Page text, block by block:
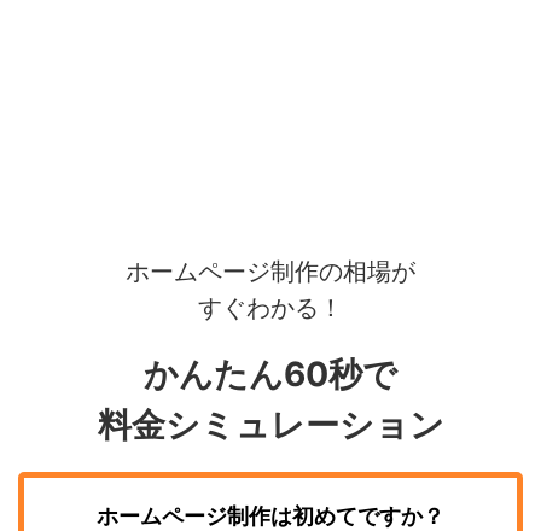
ホームページ制作の相場が
すぐわかる！
かんたん60秒で
料金シミュレーション
ホームページ制作は初めてですか？